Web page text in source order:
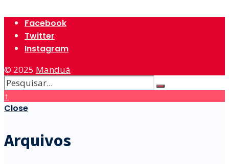
Facebook
Twitter
Instagram
© 2025 Manduá
↑
Close
Arquivos